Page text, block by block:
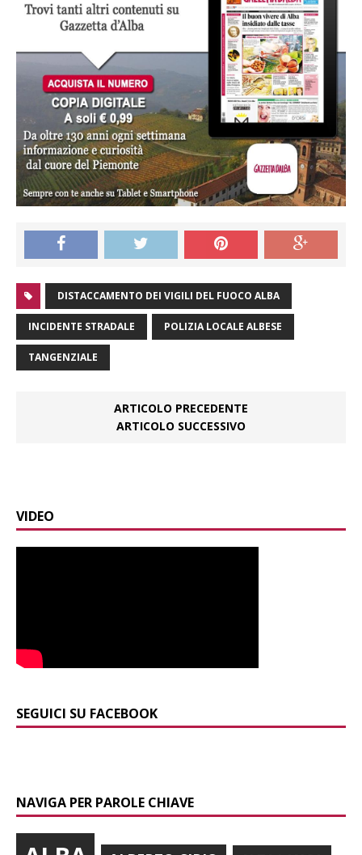
DISTACCAMENTO DEI VIGILI DEL FUOCO ALBA
INCIDENTE STRADALE POLIZIA LOCALE ALBESE
TANGENZIALE
ARTICOLO PRECEDENTE
ARTICOLO SUCCESSIVO
VIDEO
SEGUICI SU FACEBOOK
NAVIGA PER PAROLE CHIAVE